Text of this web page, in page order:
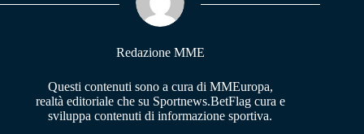
Redazione MME
Questi contenuti sono a cura di MMEuropa,
realtà editoriale che su Sportnews.BetFlag cura e
sviluppa contenuti di informazione sportiva.